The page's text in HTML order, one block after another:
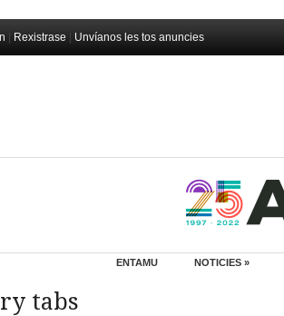
Rexistrase Unvíanos les tos anuncies
ENTAMU NOTICIES »
tabs